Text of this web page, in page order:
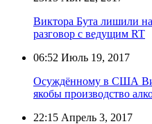
Виктора Бута лишили
разговор с ведущим RT
06:52 Июль 19, 2017
Осуждённому в США
якобы производство
22:15 Апрель 3, 2017